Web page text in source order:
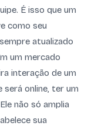
É isso que um
como seu
atualizado
um mercado
interação de um
será online, ter um
não só amplia
sua